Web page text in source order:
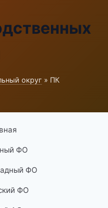
округ » ПК
ФО
ФО
ФО